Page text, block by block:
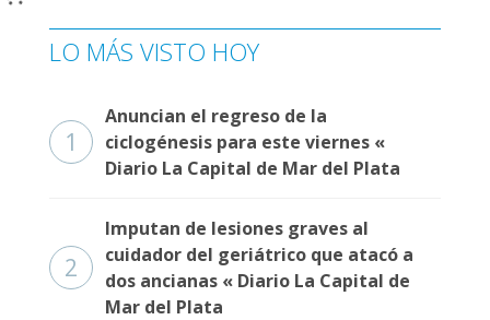
LO MÁS VISTO HOY
1
Anuncian el regreso de la
ciclogénesis para este viernes «
Diario La Capital de Mar del Plata
2
Imputan de lesiones graves al
cuidador del geriátrico que atacó a
dos ancianas « Diario La Capital de
Mar del Plata